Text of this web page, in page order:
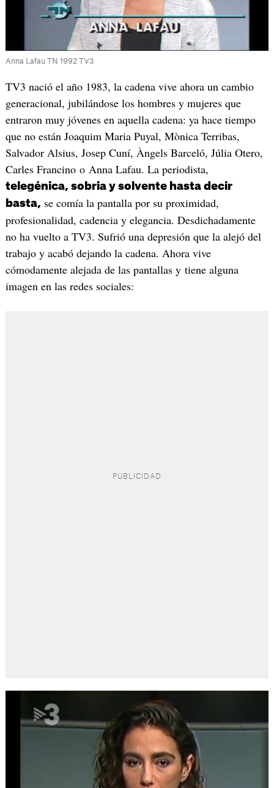
Anna Lafau TN 1992 TV3
TV3 nació el año 1983, la cadena vive ahora un cambio
generacional, jubilándose los hombres y mujeres que
entraron muy jóvenes en aquella cadena: ya hace tiempo
que no están Joaquim Maria Puyal, Mònica Terribas,
Salvador Alsius, Josep Cuní, Àngels Barceló, Júlia Otero,
Carles Francino o Anna Lafau. La periodista,
telegénica, sobria y solvente hasta decir
basta, se comía la pantalla por su proximidad,
profesionalidad, cadencia y elegancia. Desdichadamente
no ha vuelto a TV3. Sufrió una depresión que la alejó del
trabajo y acabó dejando la cadena. Ahora vive
cómodamente alejada de las pantallas y tiene alguna
imagen en las redes sociales: